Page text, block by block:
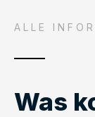
ALLE
Was